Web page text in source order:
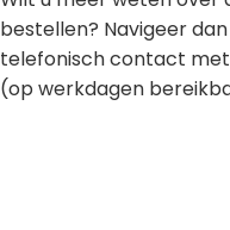
bestellen? Navigeer
telefonisch contact met
(op werkdagen